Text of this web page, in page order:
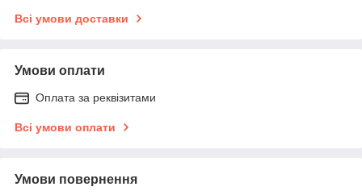
Всі умови доставки
Умови оплати
Оплата за реквізитами
Всі умови оплати
Умови повернення